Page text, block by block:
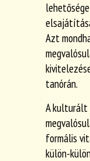
Azt
tanórán.
A kulturált
formális
külön-